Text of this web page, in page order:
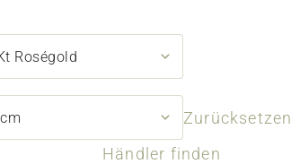
Zurücksetzen
Händler finden